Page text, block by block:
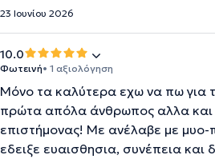
23 Ιουνίου 2026
10.0
Φωτεινή• 1 αξιολόγηση
Μόνο τα καλύτερα εχω να πω για
πρώτα απόλα άνθρωπος αλλα και
επιστήμονας! Με ανέλαβε με μυο-
εδειξε ευαισθησια, συνέπεια και